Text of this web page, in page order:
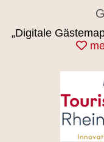
„Digitale